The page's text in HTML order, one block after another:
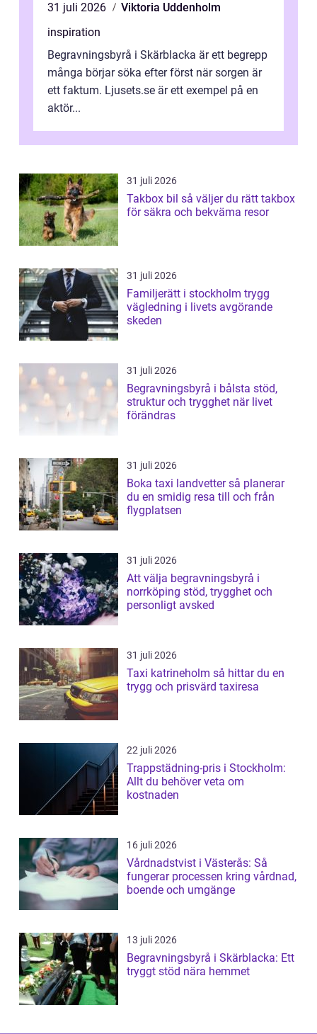
31 juli 2026
Viktoria Uddenholm
inspiration
Begravningsbyrå i Skärblacka är ett begrepp
många börjar söka efter först när sorgen är
ett faktum. Ljusets.se är ett exempel på en
aktör...
31 juli 2026
Takbox bil så väljer du rätt takbox
för säkra och bekväma resor
31 juli 2026
Familjerätt i stockholm trygg
vägledning i livets avgörande
skeden
31 juli 2026
Begravningsbyrå i bålsta stöd,
struktur och trygghet när livet
förändras
31 juli 2026
Boka taxi landvetter så planerar
du en smidig resa till och från
flygplatsen
31 juli 2026
Att välja begravningsbyrå i
norrköping stöd, trygghet och
personligt avsked
31 juli 2026
Taxi katrineholm så hittar du en
trygg och prisvärd taxiresa
22 juli 2026
Trappstädning-pris i Stockholm:
Allt du behöver veta om
kostnaden
16 juli 2026
Vårdnadstvist i Västerås: Så
fungerar processen kring vårdnad,
boende och umgänge
13 juli 2026
Begravningsbyrå i Skärblacka: Ett
tryggt stöd nära hemmet